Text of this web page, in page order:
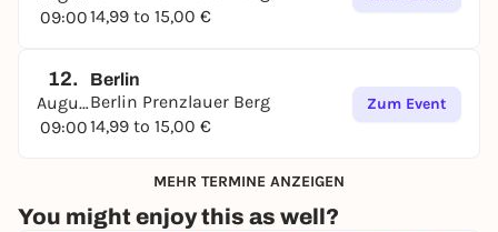
09:0014,99 to 15,00 €
12.
August
09:00
Berlin
Berlin Prenzlauer Berg
14,99 to 15,00 €
Zum Event
MEHR TERMINE ANZEIGEN
You might enjoy this as well?